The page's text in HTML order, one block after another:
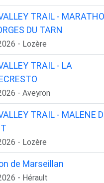
TRAIL -
DU TARN
- Lozère
TRAIL - LA
- Aveyron
TRAIL - MALENE
- Lozère
de Marseillan
- Hérault